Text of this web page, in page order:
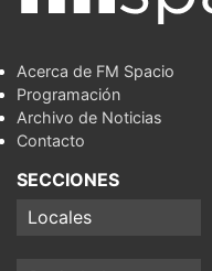
Acerca de FM Spacio
Programación
Archivo de Noticias
Contacto
SECCIONES
Locales